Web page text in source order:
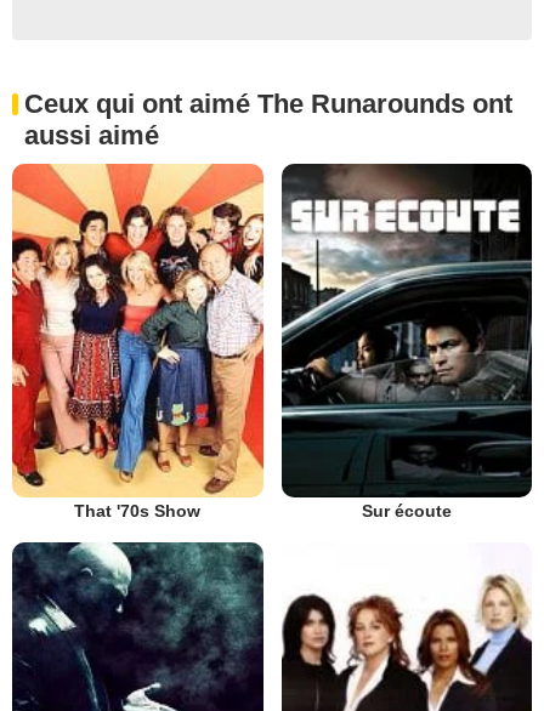
Ceux qui ont aimé The Runarounds ont
aussi aimé
That '70s Show Sur écoute